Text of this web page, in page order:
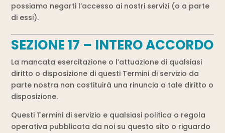
possiamo negarti l’accesso ai nostri servizi (o a parte
di essi).
SEZIONE 17 – INTERO ACCORDO
La mancata esercitazione o l’attuazione di qualsiasi
diritto o disposizione di questi Termini di servizio da
parte nostra non costituirà una rinuncia a tale diritto o
disposizione.
Questi Termini di servizio e qualsiasi politica o regola
operativa pubblicata da noi su questo sito o riguardo